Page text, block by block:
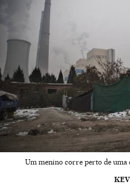
Um menino corre perto de